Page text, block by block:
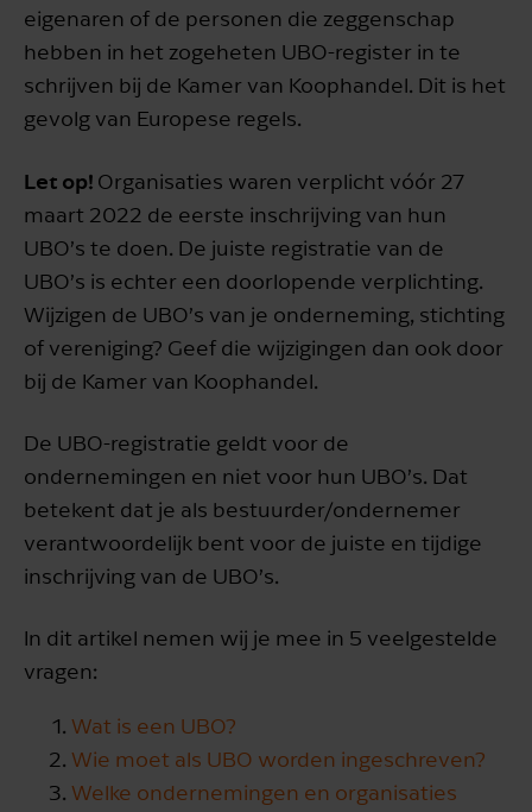
eigenaren of de personen die zeggenschap
hebben in het zogeheten UBO-register in te
schrijven bij de Kamer van Koophandel. Dit is het
gevolg van Europese regels.
Let op! Organisaties waren verplicht vóór 27
maart 2022 de eerste inschrijving van hun
UBO’s te doen. De juiste registratie van de
UBO’s is echter een doorlopende verplichting.
Wijzigen de UBO’s van je onderneming, stichting
of vereniging? Geef die wijzigingen dan ook door
bij de Kamer van Koophandel.
De UBO-registratie geldt voor de
ondernemingen en niet voor hun UBO’s. Dat
betekent dat je als bestuurder/ondernemer
verantwoordelijk bent voor de juiste en tijdige
inschrijving van de UBO’s.
In dit artikel nemen wij je mee in 5 veelgestelde
vragen:
Wat is een UBO?
Wie moet als UBO worden ingeschreven?
Welke ondernemingen en organisaties